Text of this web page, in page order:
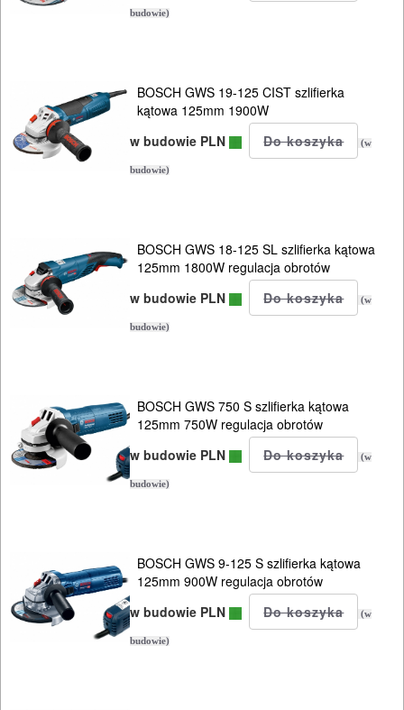
TRANSPORTOWANIE
POMIAROWE
NARZĘDZIA
GLAZURNICZE
AKCESORIA
BUDOWLANE
MASZYNY
NARZĘDZIA
BRUKARSKIE
DREWNA
OBRÓBKA
METALU
budowie)
BOSCH GWS 19-125 CIST szlifierka
kątowa 125mm 1900W
w budowie PLN
(w
budowie)
BOSCH GWS 18-125 SL szlifierka kątowa
125mm 1800W regulacja obrotów
w budowie PLN
(w
budowie)
BOSCH GWS 750 S szlifierka kątowa
125mm 750W regulacja obrotów
w budowie PLN
(w
budowie)
BOSCH GWS 9-125 S szlifierka kątowa
125mm 900W regulacja obrotów
w budowie PLN
(w
budowie)